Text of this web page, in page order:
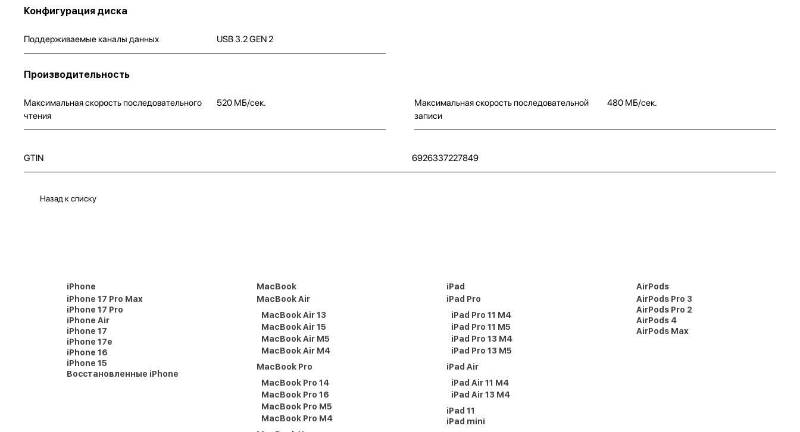
Конфигурация диска
Поддерживаемые каналы данных USB 3.2 GEN 2
Производительность
Максимальная скорость последовательного
чтения
520 МБ/сек.
Максимальная скорость последовательной
записи
480 МБ/сек.
GTIN 6926337227849
Назад к списку
iPhone
iPhone 17 Pro Max
iPhone 17 Pro
iPhone Air
iPhone 17
iPhone 17e
iPhone 16
iPhone 15
Восстановленные iPhone
MacBook
MacBook Air
MacBook Air 13
MacBook Air 15
MacBook Air M5
MacBook Air M4
MacBook Pro
MacBook Pro 14
MacBook Pro 16
MacBook Pro M5
MacBook Pro M4
iPad
iPad Pro
iPad Pro 11 M4
iPad Pro 11 M5
iPad Pro 13 M4
iPad Pro 13 M5
iPad Air
iPad Air 11 M4
iPad Air 13 M4
iPad 11
iPad mini
AirPods
AirPods Pro 3
AirPods Pro 2
AirPods 4
AirPods Max